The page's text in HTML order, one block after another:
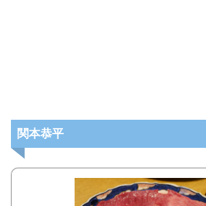
関本恭平